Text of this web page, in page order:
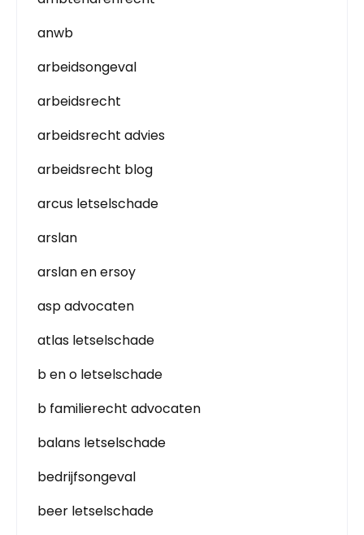
anwb
arbeidsongeval
arbeidsrecht
arbeidsrecht advies
arbeidsrecht blog
arcus letselschade
arslan
arslan en ersoy
asp advocaten
atlas letselschade
b en o letselschade
b familierecht advocaten
balans letselschade
bedrijfsongeval
beer letselschade